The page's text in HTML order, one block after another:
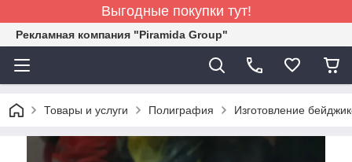
Выгодные покупки тут!
Рекламная компания "Piramida Group"
Товары и услуги Полиграфия Изготовление